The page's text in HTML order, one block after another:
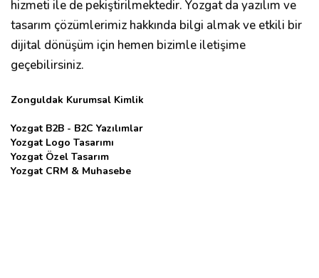
hizmeti ile de pekiştirilmektedir. Yozgat da yazılım ve
tasarım çözümlerimiz hakkında bilgi almak ve etkili bir
dijital dönüşüm için hemen bizimle iletişime
geçebilirsiniz.
Zonguldak Kurumsal Kimlik
Yozgat B2B - B2C Yazılımlar
Yozgat Logo Tasarımı
Yozgat Özel Tasarım
Yozgat CRM & Muhasebe